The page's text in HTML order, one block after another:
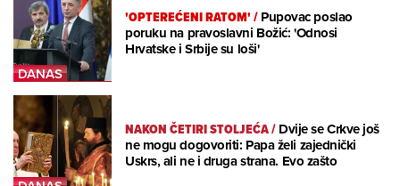
'OPTEREĆENI RATOM'/Pupovac poslao
poruku na pravoslavni Božić: 'Odnosi
Hrvatske i Srbije su loši'
NAKON ČETIRI STOLJEĆA/Dvije se Crkve još
ne mogu dogovoriti: Papa želi zajednički
Uskrs, ali ne i druga strana. Evo zašto